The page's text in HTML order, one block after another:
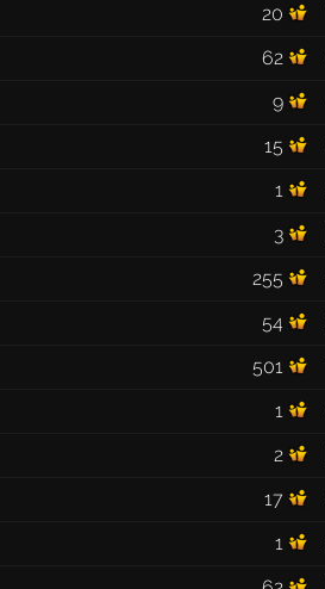
20
62
9
15
1
3
255
54
501
1
2
17
1